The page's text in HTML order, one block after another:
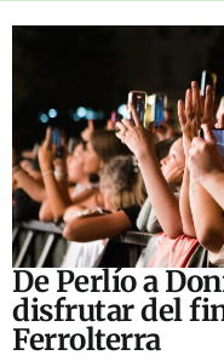
De Perlío a
disfrutar del
Ferrolterra